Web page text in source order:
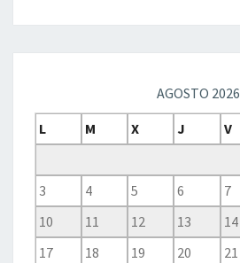
AGOSTO 2026
L
M X J V
3
4 5 6 7
10
11 12 13 14
17
18 19 20 21